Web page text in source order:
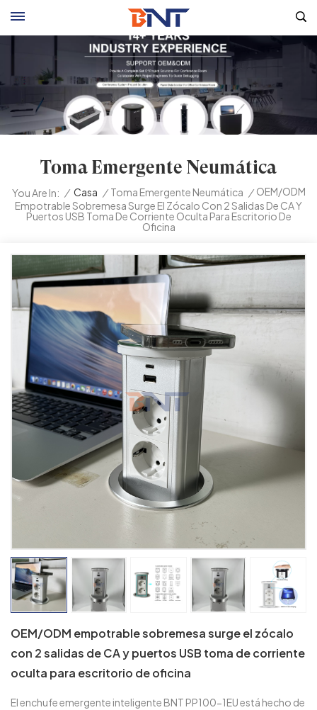
Toma Emergente Neumática
You Are In: / Casa / Toma Emergente Neumática / OEM/ODM
Empotrable Sobremesa Surge El Zócalo Con 2 Salidas De CA Y
Puertos USB Toma De Corriente Oculta Para Escritorio De
Oficina
OEM/ODM empotrable sobremesa surge el zócalo
con 2 salidas de CA y puertos USB toma de corriente
oculta para escritorio de oficina
El enchufe emergente inteligente BNT PP100-1EU está hecho de